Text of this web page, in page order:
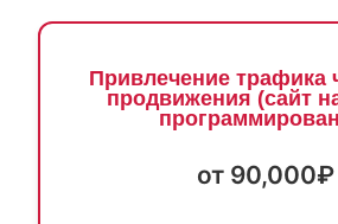
Привлечение трафика
продвижения (сайт
от 90,000₽